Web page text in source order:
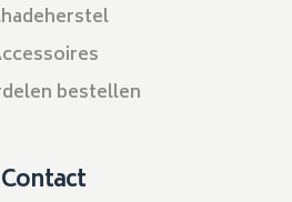
bestellen
Contact